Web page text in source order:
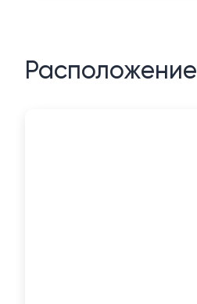
Расположение